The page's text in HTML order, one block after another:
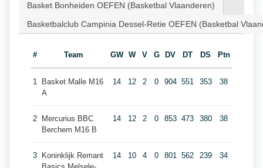
Basket Bonheiden OEFEN (Basketbal Vlaanderen)
Basketbalclub Campinia Dessel-Retie OEFEN (Basketbal
# Team GW W V G DV DT DS Ptn
1
Basket Malle M16
A
14 12 2 0 904 551 353 38
2
Mercurius BBC
Berchem M16 B
14 12 2 0 853 473 380 38
3
Koninklijk Remant
14 10 4 0 801 562 239 34